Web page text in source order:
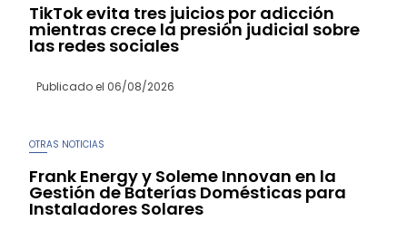
TikTok evita tres juicios por adicción
mientras crece la presión judicial sobre
las redes sociales
Publicado el 06/08/2026
OTRAS NOTICIAS
Frank Energy y Soleme Innovan en la
Gestión de Baterías Domésticas para
Instaladores Solares